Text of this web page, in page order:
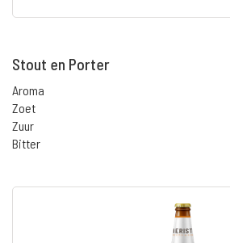
Stout en Porter
Aroma
Zoet
Zuur
Bitter